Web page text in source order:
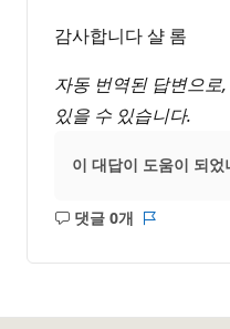
감사합니다 샬 롬
자동 번역된 답변으
있을 수 있습니다.
이 대답이 도움이 되었
댓글 0개
설